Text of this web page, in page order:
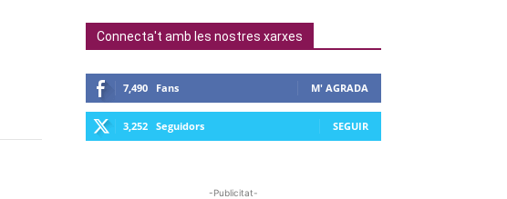
Connecta't amb les nostres xarxes
7,490 Fans M' AGRADA
3,252 Seguidors SEGUIR
-Publicitat-